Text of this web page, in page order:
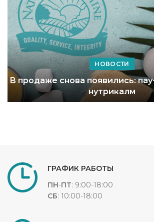
НОВОСТИ
В продаже снова появились:
нутрикалм
ГРАФИК РАБОТЫ
ПН-ПТ: 9:00-18:00
СБ: 10:00-18:00